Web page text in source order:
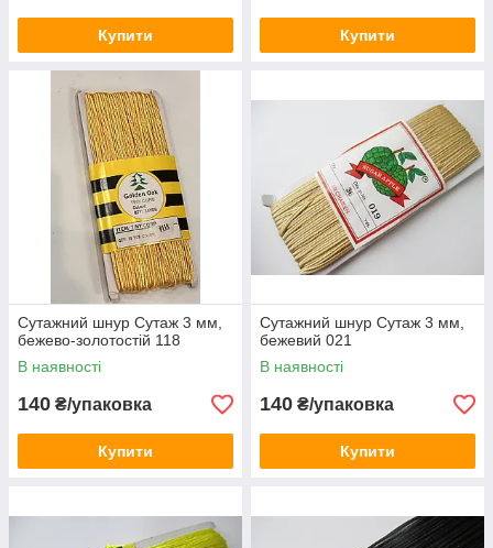
Купити Купити
Сутажний шнур Сутаж 3 мм,
бежево-золотостій 118
В наявності
140 ₴/упаковка
Купити
Сутажний шнур Сутаж 3 мм,
бежевий 021
В наявності
140 ₴/упаковка
Купити